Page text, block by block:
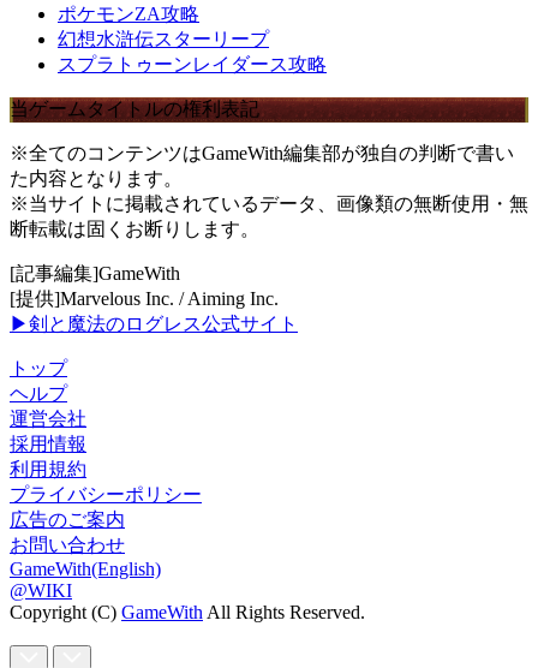
ポケモンZA攻略
幻想水滸伝スターリープ
スプラトゥーンレイダース攻略
当ゲームタイトルの権利表記
※全てのコンテンツはGameWith編集部が独自の判断で書い
た内容となります。
※当サイトに掲載されているデータ、画像類の無断使用・無
断転載は固くお断りします。
[記事編集]GameWith
[提供]Marvelous Inc. / Aiming Inc.
▶剣と魔法のログレス公式サイト
トップ
ヘルプ
運営会社
採用情報
利用規約
プライバシーポリシー
広告のご案内
お問い合わせ
GameWith(English)
@WIKI
Copyright (C) GameWith All Rights Reserved.